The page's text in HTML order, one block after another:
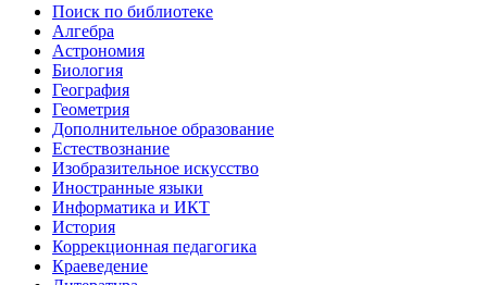
Поиск по библиотеке
Алгебра
Астрономия
Биология
География
Геометрия
Дополнительное образование
Естествознание
Изобразительное искусство
Иностранные языки
Информатика и ИКТ
История
Коррекционная педагогика
Краеведение